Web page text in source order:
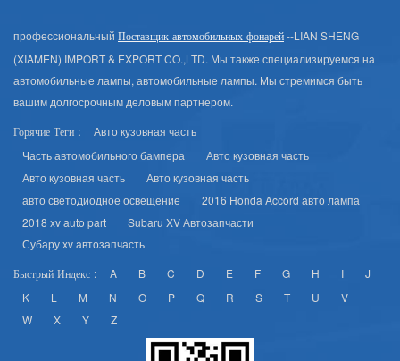
профессиональный Поставщик автомобильных фонарей--LIAN SHENG
(XIAMEN) IMPORT & EXPORT CO.,LTD. Мы также специализируемся на
автомобильные лампы, автомобильные лампы. Мы стремимся быть
вашим долгосрочным деловым партнером.
Горячие Теги :
Авто кузовная часть
Часть автомобильного бампера
Авто кузовная часть
Авто кузовная часть
Авто кузовная часть
авто светодиодное освещение
2016 Honda Accord авто лампа
2018 xv auto part
Subaru XV Автозапчасти
Субару xv автозапчасть
Быстрый Индекс : A B C D E F G H I
J
K
L M N O P Q R S T U
V
W
X Y Z